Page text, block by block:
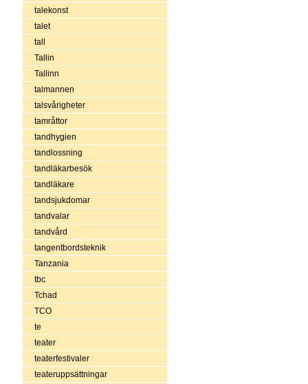
talekonst
talet
tall
Tallin
Tallinn
talmannen
talsvårigheter
tamråttor
tandhygien
tandlossning
tandläkarbesök
tandläkare
tandsjukdomar
tandvalar
tandvård
tangentbordsteknik
Tanzania
tbc
Tchad
TCO
te
teater
teaterfestivaler
teateruppsättningar